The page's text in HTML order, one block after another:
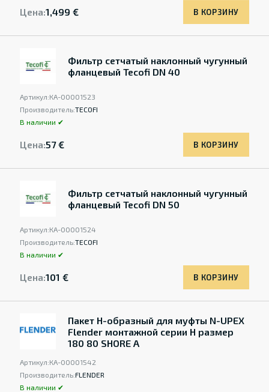
Цена:1,499 € В КОРЗИНУ
Фильтр сетчатый наклонный чугунный
фланцевый Tecofi DN 40
Артикул:КА-00001523
Производитель:TECOFI
В наличии ✔
Цена:57 € В КОРЗИНУ
Фильтр сетчатый наклонный чугунный
фланцевый Tecofi DN 50
Артикул:КА-00001524
Производитель:TECOFI
В наличии ✔
Цена:101 € В КОРЗИНУ
Пакет Н-образный для муфты N-UPEX
Flender монтажной серии Н размер
180 80 SHORE A
Артикул:КА-00001542
Производитель:FLENDER
В наличии ✔